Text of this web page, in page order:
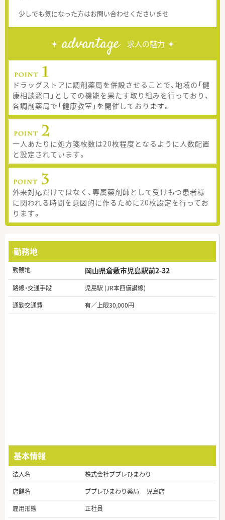
少しでも気になった方はお問い合わせくださいませ
advantage 求人の魅力
ドラッグストアに調剤薬局を併設させることで、地域の「健
康相談窓口」としての機能を果たす取り組みを行っており、
各調剤薬局で「健康教室」を開催しております。
一人あたりに処方箋枚数は20枚程度となるように人数配置
と設定されています。
外来対応だけではなく、専属薬剤師として受けもつ患者様
に関われる時間を意図的に作るために20枚設定を行ってお
ります。
勤務地
勤務地 岡山県倉敷市児島駅前2-32
路線・交通手段
児島駅 (JR本四備讃線)
通勤交通費
有／上限30,000円
基本情報
法人名
株式会社ププレひまわり
店舗名
ププレひまわり薬局 児島店
雇用形態
正社員